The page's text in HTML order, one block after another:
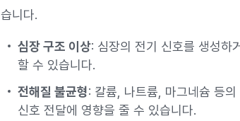
습니다.
심장 구조 이상: 심장의 전기 신호를 생성하
할 수 있습니다.
전해질 불균형: 칼륨, 나트륨, 마그네슘 등
신호 전달에 영향을 줄 수 있습니다.